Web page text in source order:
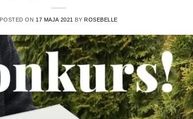
POSTED ON17 MAJA 2021 BY ROSEBELLE